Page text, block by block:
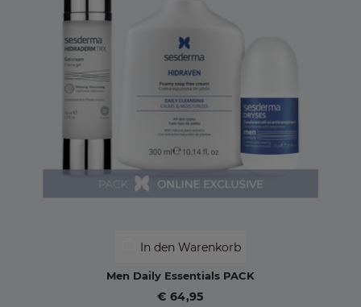
In den Warenkorb
Men Daily Essentials PACK
€ 64,95